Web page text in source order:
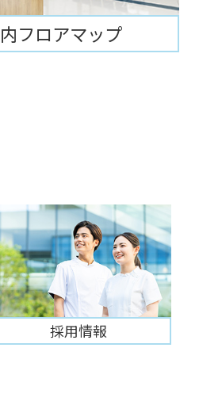
フロアマップ
採用情報